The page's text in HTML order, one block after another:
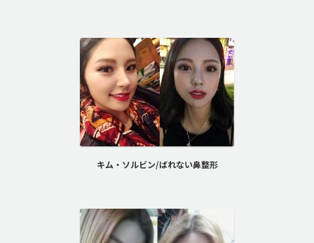
キム・ソルビン/ばれない鼻整形